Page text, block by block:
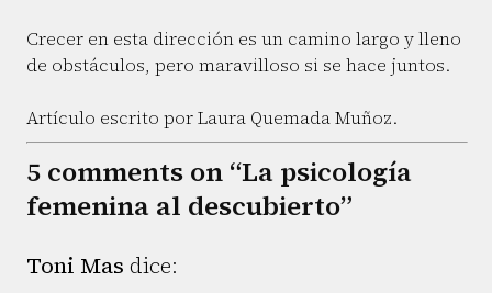
Crecer en esta dirección es un camino largo y lleno
de obstáculos, pero maravilloso si se hace juntos.
Artículo escrito por Laura Quemada Muñoz.
5 comments on “La psicología
femenina al descubierto”
Toni Mas dice: